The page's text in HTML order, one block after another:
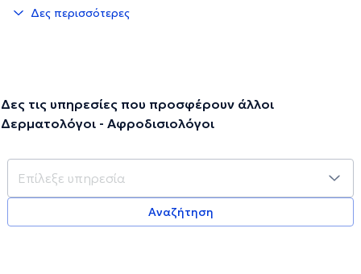
Δες περισσότερες
Δες τις υπηρεσίες που προσφέρουν άλλοι
Δερματολόγοι - Αφροδισιολόγοι
Αναζήτηση